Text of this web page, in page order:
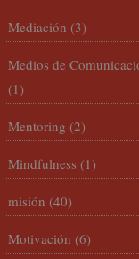
Mediación (3)
Medios de
(1)
Mentoring (2)
Mindfulness (1)
misión (40)
Motivación (6)